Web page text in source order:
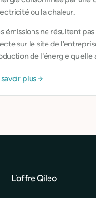
ou la chaleur.
émissions ne résultent
sur le site de
de l'énergie qu'elle
savoir plus
L’offre Qileo